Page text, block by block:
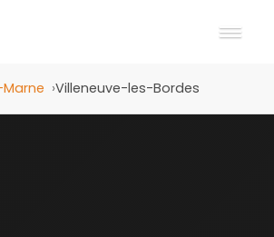
Villeneuve-les-Bordes